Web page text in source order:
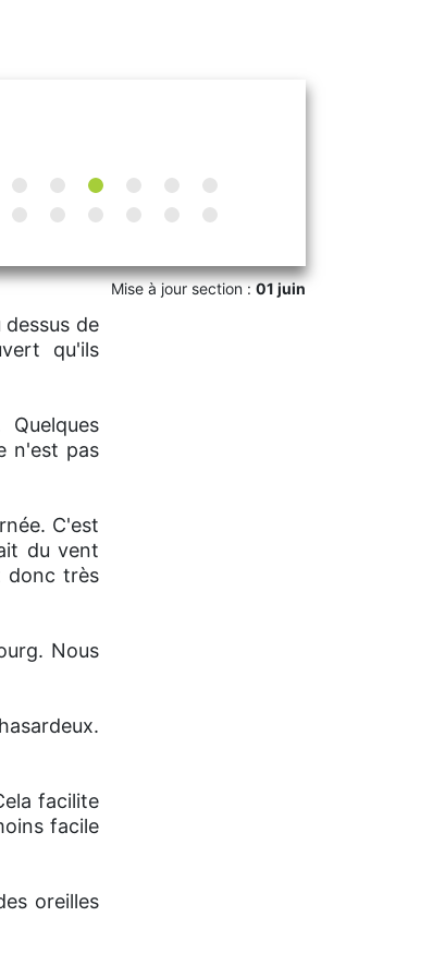
Mise à jour section :01 juin
de
qu'ils
n'est pas
C'est
du vent
donc très
Nous
facilite
facile
oreilles